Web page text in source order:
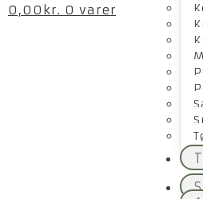
0,00 kr. 0 varer